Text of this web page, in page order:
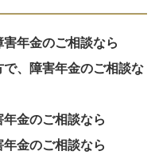
年金のご相談なら
、障害年金のご相談な
金のご相談なら
金のご相談なら